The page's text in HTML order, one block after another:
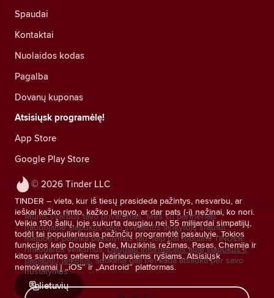
© 2026 Tinder LLC
TINDER – vieta, kur iš tiesų prasideda pažintys, nesvarbu, ar
ieškai kažko rimto, kažko lengvo, ar dar pats (-i) nežinai, ko nori.
Veikia 190 šalių, joje sukurta daugiau nei 55 milijardai simpatijų,
todėl tai populiariausia pažinčių programėlė pasaulyje. Tokios
funkcijos kaip Double Date, Muzikinis režimas, Pasas, Chemija ir
kitos sukurtos patiems įvairiausiems ryšiams. Atsisiųsk
nemokamai į „iOS“ ir „Android“ platformas.
lietuvių
Spaudai
Kontaktai
Nuolaidos kodas
Pagalba
Dovanų kuponas
Atsisiųsk programėlę!
App Store
Google Play Store
Mums svarbus tavo privatumas. Mes su partneriais
naudojame slapukus savo svetainės lankytojų srautui
matuoti ir pateikti pasiūlymus tau, taip pat tobulinti TINDER
rinkodaros veiksmus. Daugiau informacijos apie slapukus ir
paslaugų teikėjus. Sutikimą gali bet kada atšaukti per savo
nustatymus.